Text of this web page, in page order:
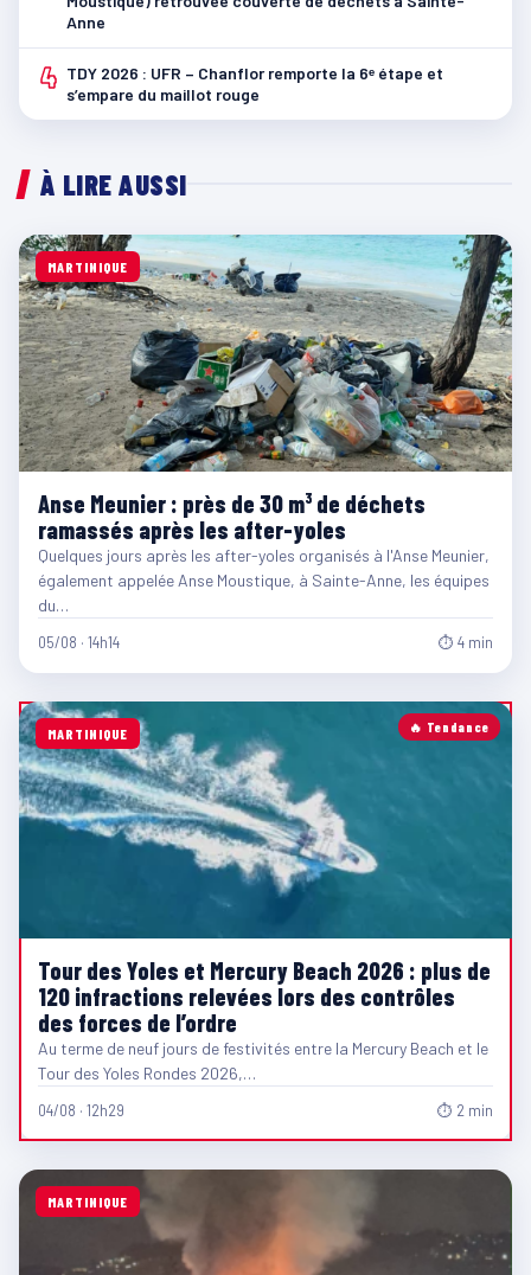
Anne
4 TDY 2026 : UFR – Chanflor remporte la 6ᵉ étape et
s’empare du maillot rouge
À LIRE AUSSI
MARTINIQUE
Anse Meunier : près de 30 m³ de déchets
ramassés après les after-yoles
Quelques jours après les after-yoles organisés à l'Anse Meunier,
également appelée Anse Moustique, à Sainte-Anne, les équipes
du…
05/08 · 14h14 ⏱ 4 min
🔥 Tendance
MARTINIQUE
Tour des Yoles et Mercury Beach 2026 : plus de
120 infractions relevées lors des contrôles
des forces de l’ordre
Au terme de neuf jours de festivités entre la Mercury Beach et le
Tour des Yoles Rondes 2026,…
04/08 · 12h29 ⏱ 2 min
MARTINIQUE